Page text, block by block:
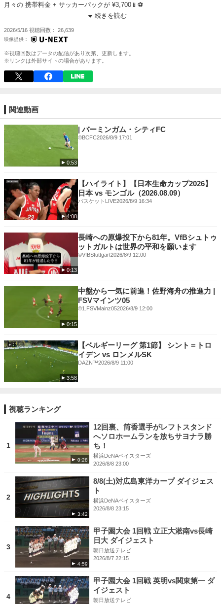
月々の 携帯料金 + サッカーパックが ¥3,700📱⚽️
お得に世界最高峰のサッカーを楽しもう！
-----------
実況：倉敷 保雄
解説：増嶋 竜也
provided by: IMAGO
最高峰の戦いを見逃すな⚽️
🟪プレミアリーグ【独占配信】
🟧エールディヴィジ
🟥FAカップ
🟦コパ・デル・レイ
🟥FAコミュニティ・シールド
🟨スーペルコパ・デ・エスパーニャ
★「サッカーパック」概要
月額2,600円で上記の豊富なコンテンツを
お楽しみいただけるサッカーに特化したプランです。
下記ページより加入いただくと、初月1,400円で
「サッカーパック」＋「月額プラン(無料トライアル)」
お得にお楽しみいただくことができます✨
詳細はこちら👉https://www.video.unext.jp/lp/football_pack?
m=social&utm_campaign=youtube_title_football&utm_content=SR0067
続きを読む
2026/5/16 視聴回数 26,639
※視聴回数はデータの配信があり次第、更新します。
※リンクは外部サイトの場合があります。
関連動画
0:53
| バーミンガム・シティFC
©BCFC2026/8/9 17:01
4:08
【ハイライト】【日本生命カップ2026】
日本 vs モンゴル（2026.08.09）
バスケットLIVE2026/8/9 16:34
0:13
長崎への原爆投下から81年。VfBシュトゥ
ットガルトは世界の平和を願います
©VfBStuttgart2026/8/9 12:00
0:15
中盤から一気に前進！佐野海舟の推進力 |
FSVマインツ05
©1.FSVMainz052026/8/9 12:00
3:58
【ベルギーリーグ 第1節】 シント＝トロ
イデン vs ロンメルSK
DAZN™2026/8/9 11:00
視聴ランキング
1
0:28
12回裏、筒香選手がレフトスタンド
へソロホームランを放ちサヨナラ勝
ち！
横浜DeNAベイスターズ
2026/8/8 23:00
2
3:42
8/8(土)対広島東洋カープ ダイジェス
ト
横浜DeNAベイスターズ
2026/8/8 23:15
3
4:59
甲子園大会 1回戦 立正大淞南vs長崎
日大 ダイジェスト
朝日放送テレビ
2026/8/7 22:15
4
甲子園大会 1回戦 英明vs関東第一 ダ
イジェスト
朝日放送テレビ